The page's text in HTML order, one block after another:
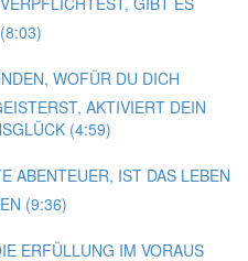
WOFÜR DU DICH
AKTIVIERT DEIN
(4:59)
ABENTEUER, IST DAS LEBEN
(9:36)
ERFÜLLUNG IM VORAUS